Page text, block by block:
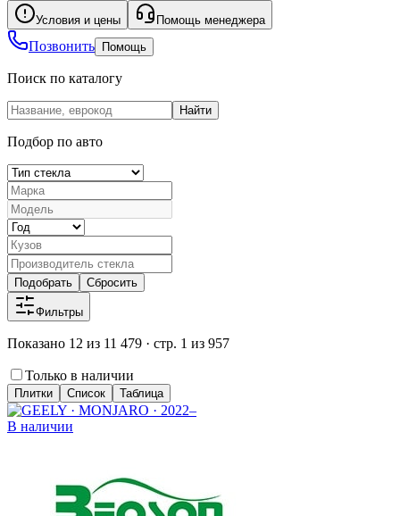
Условия и цены Помощь менеджера
Позвонить Помощь
Поиск по каталогу
Найти
Подбор по авто
Подобрать Сбросить
Фильтры
Показано 12 из 11 479 · стр. 1 из 957
Только в наличии
Плитки Список Таблица
В наличии